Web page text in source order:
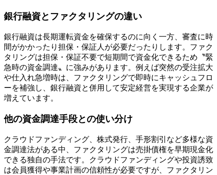
銀行融資とファクタリングの違い
銀行融資は長期運転資金を確保するのに向く一方、審査に時
間がかかったり担保・保証人が必要だったりします。ファク
タリングは担保・保証不要で短期間で資金化できるため〝緊
急時の資金調達〟に強みがあります。例えば突然の受注拡大
や仕入れ急増時は、ファクタリングで即時にキャッシュフロ
ーを補強し、銀行融資と併用して安定経営を実現する企業が
増えています。
他の資金調達手段との使い分け
クラウドファンディング、株式発行、手形割引など多様な資
金調達法がある中、ファクタリングは売掛債権を早期現金化
できる独自の手法です。クラウドファンディングや投資誘致
は会員獲得や事業計画の信頼性が必要ですが、ファクタリン